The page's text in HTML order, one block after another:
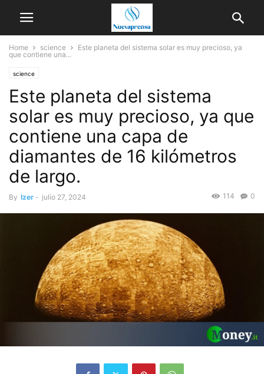
Home science
Este planeta del sistema solar es muy precioso, ya
que contiene una...
science
Este planeta del sistema
solar es muy precioso, ya que
contiene una capa de
diamantes de 16 kilómetros
de largo.
By Izer - julio 27, 2024 0
114